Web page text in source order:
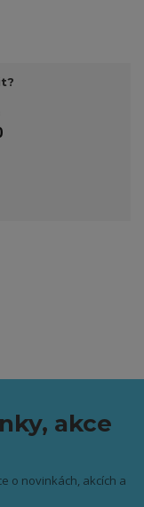
akce
o novinkách, akcích a